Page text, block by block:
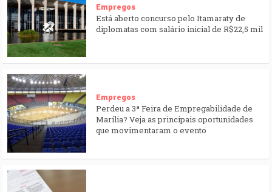
Empregos
Está aberto concurso pelo Itamaraty de
diplomatas com salário inicial de R$22,5 mil
Empregos
Perdeu a 3ª Feira de Empregabilidade de
Marília? Veja as principais oportunidades
que movimentaram o evento